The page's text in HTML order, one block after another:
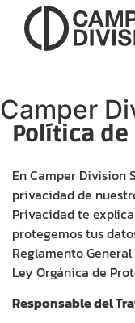
Camper
Política
En Camper Division
privacidad de
Privacidad te
protegemos tus
Reglamento
Ley Orgánica de
Responsable del